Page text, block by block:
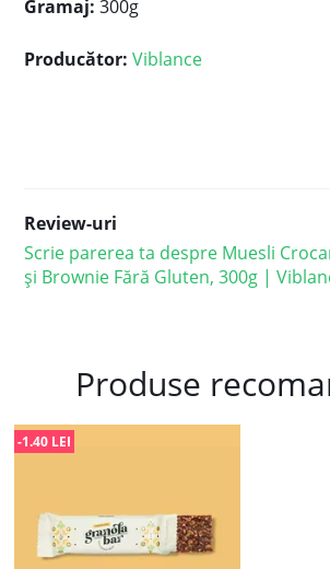
Gramaj: 300g
Producător: Viblance
Review-uri
Scrie parerea ta despre Muesli
și Brownie Fără Gluten, 300g |
Produse
-1.40 LEI